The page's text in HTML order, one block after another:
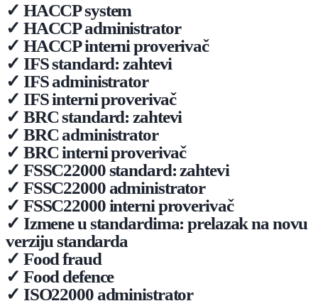
✓ HACCP system
✓ HACCP administrator
✓ HACCP interni proverivač
✓ IFS standard: zahtevi
✓ IFS administrator
✓ IFS interni proverivač
✓ BRC standard: zahtevi
✓ BRC administrator
✓ BRC interni proverivač
✓ FSSC22000 standard: zahtevi
✓ FSSC22000 administrator
✓ FSSC22000 interni proverivač
✓ Izmene u standardima: prelazak na novu
verziju standarda
✓ Food fraud
✓ Food defence
✓ ISO22000 administrator